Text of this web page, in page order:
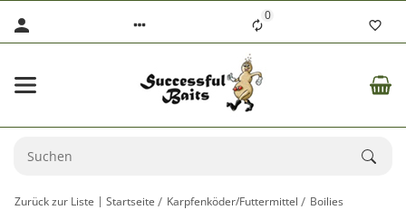
0
Zurück zur Liste Startseite Karpfenköder/Futtermittel
Boilies